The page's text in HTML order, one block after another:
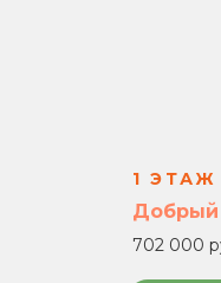
1 ЭТАЖ
Добрый
702 000